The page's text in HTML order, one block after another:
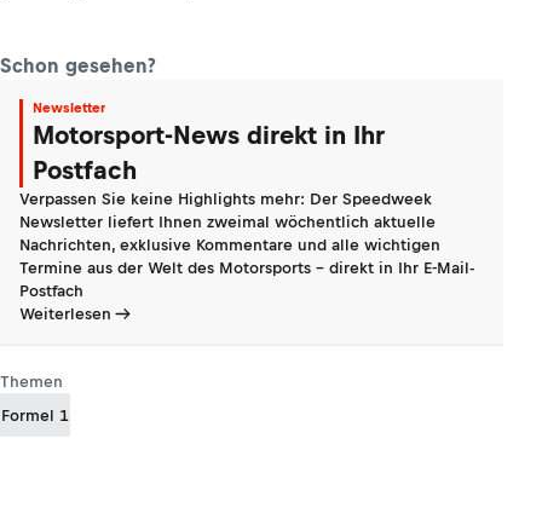
Schon gesehen?
Newsletter
Motorsport-News direkt in Ihr
Postfach
Verpassen Sie keine Highlights mehr: Der Speedweek
Newsletter liefert Ihnen zweimal wöchentlich aktuelle
Nachrichten, exklusive Kommentare und alle wichtigen
Termine aus der Welt des Motorsports - direkt in Ihr E-Mail-
Postfach
Weiterlesen
Themen
Formel 1